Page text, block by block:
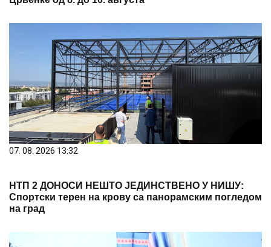
07. 08. 2026 13:32
НТП 2 ДОНОСИ НЕШТО ЈЕДИНСТВЕНО У НИШУ:
Спортски терен на крову са панорамским погледом
на град